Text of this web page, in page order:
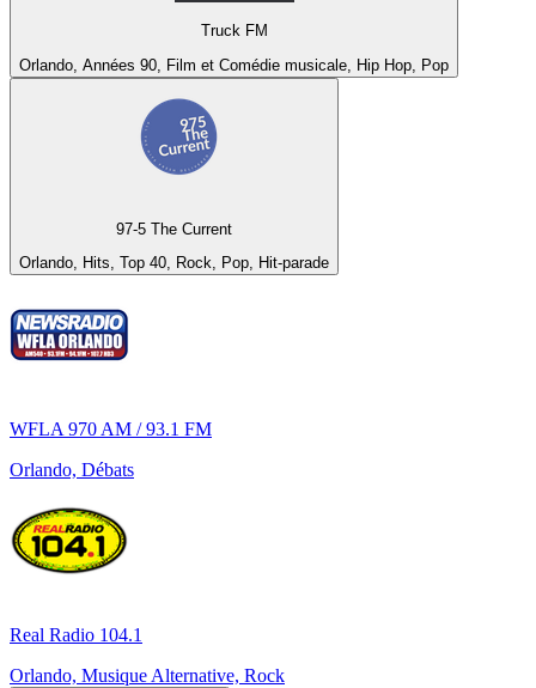
Truck FM
Orlando, Années 90, Film et Comédie musicale, Hip Hop, Pop
97-5 The Current
Orlando, Hits, Top 40, Rock, Pop, Hit-parade
WFLA 970 AM / 93.1 FM
Orlando, Débats
Real Radio 104.1
Orlando, Musique Alternative, Rock